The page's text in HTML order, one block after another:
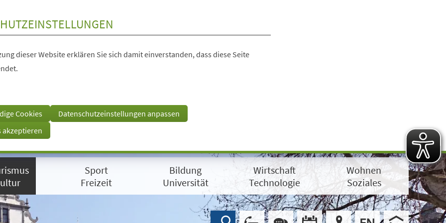
dieser Website erklären Sie sich damit einverstanden, dass diese Seite
Cookies
Datenschutzeinstellungen anpassen
akzeptieren
Sport
Freizeit
Bildung
Universität
Wirtschaft
Technologie
Wohnen
Soziales